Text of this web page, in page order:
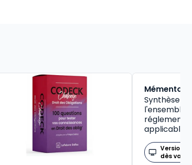
BEST-SELLER
Mémento
Synthèse
l'ensemble
applicable
Version
dès